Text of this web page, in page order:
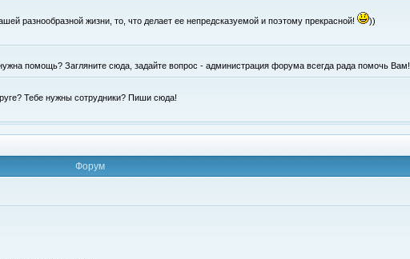
разнообразной жизни, то, что делает ее непредсказуемой и поэтому прекрасной!
))
помощь? Загляните сюда, задайте вопрос - администрация форума всегда рада помочь Вам!
Тебе нужны сотрудники? Пиши сюда!
Форум